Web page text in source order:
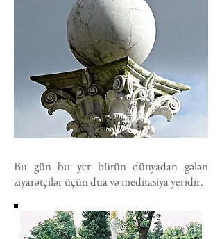
Bu gün bu yer bütün dünyadan gələn
ziyarətçilər üçün dua və meditasiya yeridir.